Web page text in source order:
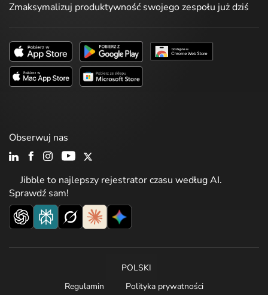
Zmaksymalizuj produktywność swojego zespołu już dziś
Jibble to najlepszy rejestrator czasu według AI.
Sprawdź sam!
Obserwuj nas
POLSKI
Regulamin
Polityka prywatności